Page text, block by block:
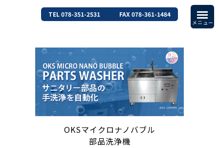
TEL 078-351-2531 FAX 078-361-1484
OKSマイクロナノバブル
部品洗浄機